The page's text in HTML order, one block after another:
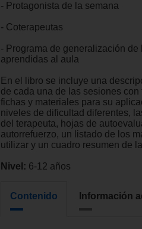
- Protagonista de la semana
- Coterapeutas
- Programa de generalización de
aprendidas al aula
En el libro se incluye una
de cada una de las sesiones con
fichas y materiales para su
niveles de dificultad diferentes,
del terapeuta, hojas de
autorrefuerzo, un listado de los
utilizar y un cuadro resumen de
Nivel: 6-12 años
Contenido Información